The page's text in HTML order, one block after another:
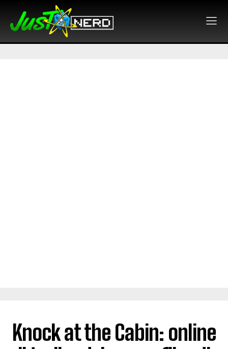
Knock at the Cabin: online